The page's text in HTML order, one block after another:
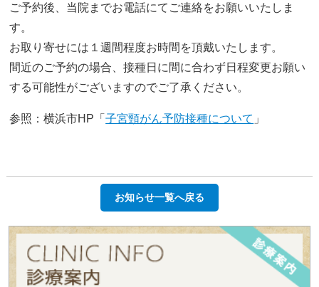
ご予約後、当院までお電話にてご連絡をお願いいたしま
す。
お取り寄せには１週間程度お時間を頂戴いたします。
間近のご予約の場合、接種日に間に合わず日程変更お願い
する可能性がございますのでご了承ください。
参照：横浜市HP「子宮頸がん予防接種について 」
お知らせ一覧へ戻る